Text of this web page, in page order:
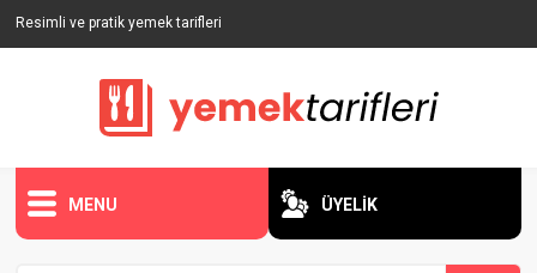
Resimli ve pratik yemek tarifleri
MENU ÜYELİK